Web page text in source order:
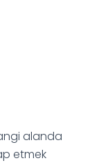
alanda
etmek